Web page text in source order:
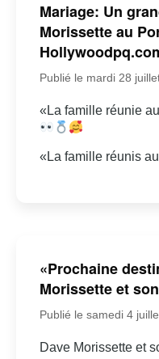
Mariage: Un
Morissette au
Publié le mardi 28
«La famille réunie
«La famille réunis
«Prochaine
Morissette et
Publié le samedi 4
Dave Morissette et